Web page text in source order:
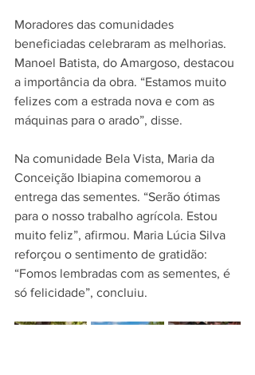
Moradores das comunidades
beneficiadas celebraram as melhorias.
Manoel Batista, do Amargoso, destacou
a importância da obra. “Estamos muito
felizes com a estrada nova e com as
máquinas para o arado”, disse.
Na comunidade Bela Vista, Maria da
Conceição Ibiapina comemorou a
entrega das sementes. “Serão ótimas
para o nosso trabalho agrícola. Estou
muito feliz”, afirmou. Maria Lúcia Silva
reforçou o sentimento de gratidão:
“Fomos lembradas com as sementes, é
só felicidade”, concluiu.